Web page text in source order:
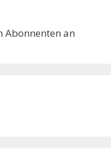
Abonnenten an